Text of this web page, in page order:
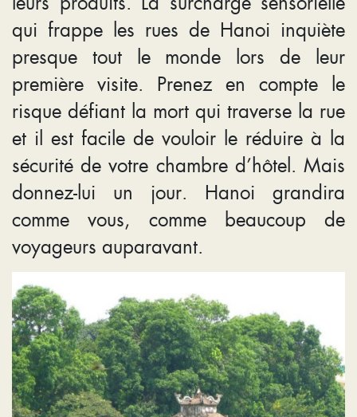
qui frappe les rues de Hanoi inquiète
presque tout le monde lors de leur
première visite. Prenez en compte le
risque défiant la mort qui traverse la rue
et il est facile de vouloir le réduire à la
sécurité de votre chambre d’hôtel. Mais
donnez-lui un jour. Hanoi grandira
comme vous, comme beaucoup de
voyageurs auparavant.